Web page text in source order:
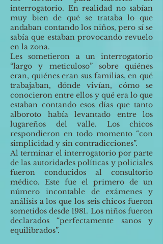
interrogatorio. En realidad no sabían
muy bien de qué se trataba lo que
andaban contando los niños, pero sí se
sabía que estaban provocando revuelo
en la zona.
Les sometieron a un interrogatorio
“largo y meticuloso” sobre quiénes
eran, quiénes eran sus familias, en qué
trabajaban, dónde vivían, cómo se
conocieron entre ellos y qué era lo que
estaban contando esos días que tanto
alboroto había levantado entre los
lugareños del valle. Los chicos
respondieron en todo momento “con
simplicidad y sin contradicciones”.
Al terminar el interrogatorio por parte
de las autoridades políticas y policiales
fueron conducidos al consultorio
médico. Este fue el primero de un
número incontable de exámenes y
análisis a los que los seis chicos fueron
sometidos desde 1981. Los niños fueron
declarados “perfectamente sanos y
equilibrados”.